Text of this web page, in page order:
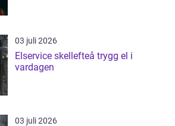
03 juli 2026
Elservice skellefteå trygg el i
vardagen
03 juli 2026